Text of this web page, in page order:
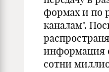
формах и по
каналам".
информация
сотни